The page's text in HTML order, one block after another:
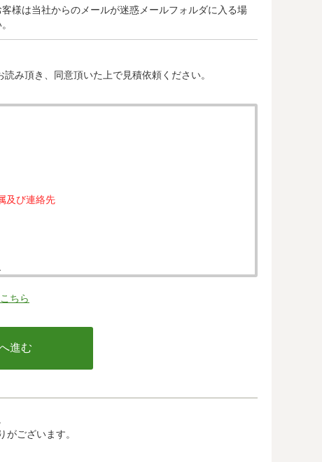
様は当社からのメールが迷惑メールフォルダに入る場
み頂き、同意頂いた上で見積依頼ください。
及び連絡先
う不正利用検知・防止のために、お客様が利用され
て、ご提供することはできません。
ちら
ございます。